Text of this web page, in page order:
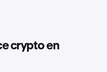
crypto en